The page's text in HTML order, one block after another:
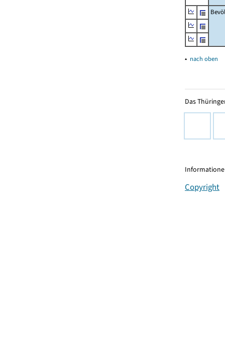
▴ nach oben
Das
Copyright